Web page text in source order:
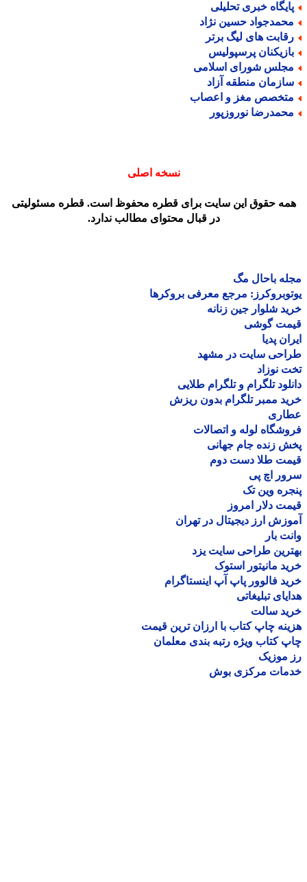
خبری تحلیلی
حسین نژاد
های لیگ برتر
پرسپولیس
شورای اسلامی
منطقه آزاد
مغز و اعصاب
نوروزپور
نسخه اصلی
حقوق این سایت برای قطره محفوظ است. قطره مسئولیتی
در قبال محتوای مطالب ندارد.
باحال مگ
مرجع معرفی بروکرها
شلوار جین زنانه
گوشی
پدیا
سایت در مشهد
نوزاد
تلگرام و تلگرام طلایی
ممبر تلگرام بدون ریزش
لوله و اتصالات
زنده جام جهانی
طلا دست دوم
اچ پی
وین تک
دلار امروز
ارز دیجیتال در تهران
بار
طراحی سایت یزد
مانیتور استوک
فالوور پاپ آپ اینستاگرام
تبلیغاتی
سالت
چاپ کتاب با ارزان ترین قیمت
کتاب ویژه رتبه بندی معلمان
موزیک
مرکزی بوش